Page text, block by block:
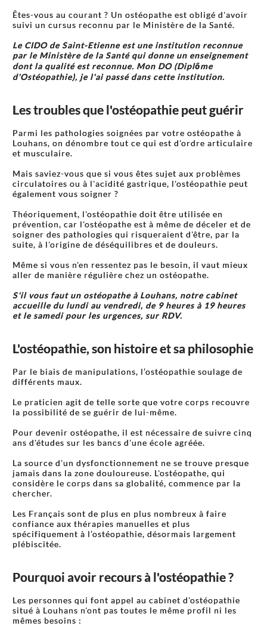
Êtes-vous au courant ? Un ostéopathe est obligé d'avoir
suivi un cursus reconnu par le Ministère de la Santé.
Le CIDO de Saint-Etienne est une institution reconnue
par le Ministère de la Santé qui donne un enseignement
dont la qualité est reconnue. Mon DO (Diplôme
d'Ostéopathie), je l'ai passé dans cette institution.
Les troubles que l'ostéopathie peut guérir
Parmi les pathologies soignées par votre ostéopathe à
Louhans, on dénombre tout ce qui est d'ordre articulaire
et musculaire.
Mais saviez-vous que si vous êtes sujet aux problèmes
circulatoires ou à l'acidité gastrique, l'ostéopathie peut
également vous soigner ?
Théoriquement, l'ostéopathie doit être utilisée en
prévention, car l'ostéopathe est à même de déceler et de
soigner des pathologies qui risqueraient d'être, par la
suite, à l'origine de déséquilibres et de douleurs.
Même si vous n'en ressentez pas le besoin, il vaut mieux
aller de manière régulière chez un ostéopathe.
S'il vous faut un ostéopathe à Louhans, notre cabinet
accueille du lundi au vendredi, de 9 heures à 19 heures
et le samedi pour les urgences, sur RDV.
L'ostéopathie, son histoire et sa philosophie
Par le biais de manipulations, l’ostéopathie soulage de
différents maux.
Le praticien agit de telle sorte que votre corps recouvre
la possibilité de se guérir de lui-même.
Pour devenir ostéopathe, il est nécessaire de suivre cinq
ans d'études sur les bancs d'une école agréée.
La source d'un dysfonctionnement ne se trouve presque
jamais dans la zone douloureuse. L'ostéopathe, qui
considère le corps dans sa globalité, commence par la
chercher.
Les Français sont de plus en plus nombreux à faire
confiance aux thérapies manuelles et plus
spécifiquement à l’ostéopathie, désormais largement
plébiscitée.
Pourquoi avoir recours à l'ostéopathie ?
Les personnes qui font appel au cabinet d'ostéopathie
situé à Louhans n'ont pas toutes le même profil ni les
mêmes besoins :